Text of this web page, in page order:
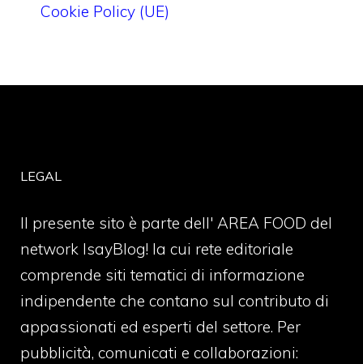
Cookie Policy (UE)
LEGAL
Il presente sito è parte dell' AREA FOOD del
network IsayBlog! la cui rete editoriale
comprende siti tematici di informazione
indipendente che contano sul contributo di
appassionati ed esperti del settore. Per
pubblicità, comunicati e collaborazioni: